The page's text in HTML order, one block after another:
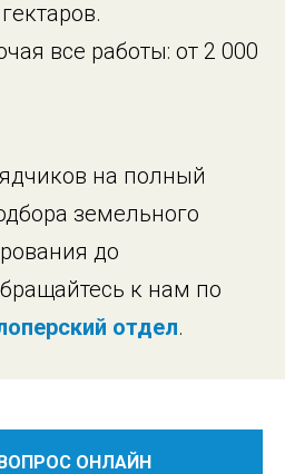
все работы: от 2 000
на полный
земельного
до
к нам по
отдел.
ОНЛАЙН